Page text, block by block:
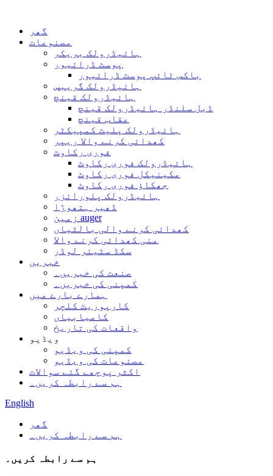
گھر
مصنوعات
ہائیڈرولک بریکر
پوسٹ ڈرائیور
باکس ٹائپ پوسٹ ڈرائیور
ہائیڈرولک گریبس
ہائیڈرولک قینچ
ڈبل سلنڈر ہائیڈرولک قینچ
عقاب قینچ
ہائیڈرولک پلیٹ کمپیکٹر
کھدائی کرنے والا ریپر
فوری رکاوٹ
ہائیڈرولک فوری رکاوٹ
مکینیکل فوری رکاوٹ
جھکاؤ فوری رکاوٹ
ہائیڈرولک پلورائزر
ڈھیر ہتھوڑا
زمین auger
کھدائی کرنے والی بالٹیاں
منی کھدائی کرنے والا
سکڈ سٹیئر لوڈر
خبریں
صنعت کی خبریں۔
کمپنی کی خبریں۔
ہمارے بارے میں
کارپوریٹ کلچر
کامیابیاں
واقعات کی تاریخ
ویڈیو
کمپنی کی ویڈیو
مصنوعات کی ویڈیو
اکثر پوچھے گئے سوالات
ہم سے رابطہ کریں۔
English
گھر
ہم سے رابطہ کریں۔
ہم سے رابطہ کریں۔